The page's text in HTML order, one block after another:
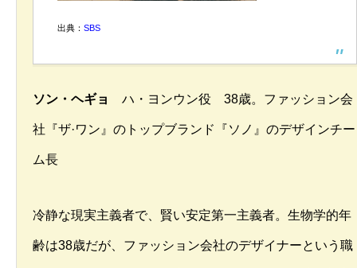
出典： SBS
ソン・ヘギョ ハ・ヨンウン役 38歳。ファッション会
社『ザ·ワン』のトップブランド『ソノ』のデザインチー
ム長
冷静な現実主義者で、賢い安定第一主義者。生物学的年
齢は38歳だが、ファッション会社のデザイナーという職